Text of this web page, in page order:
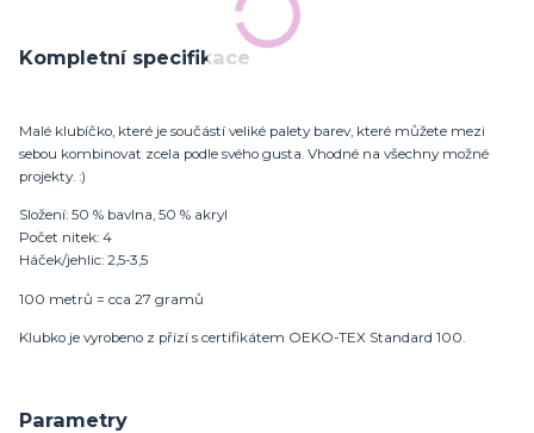
Kompletní specifikace
Malé klubíčko, které je součástí veliké palety barev, které můžete mezi
sebou kombinovat zcela podle svého gusta. Vhodné na všechny možné
projekty. :)
Složení: 50 % bavlna, 50 % akryl
Počet nitek: 4
Háček/jehlic: 2,5-3,5
100 metrů = cca 27 gramů
Klubko je vyrobeno z přízí s certifikátem OEKO-TEX Standard 100.
Parametry